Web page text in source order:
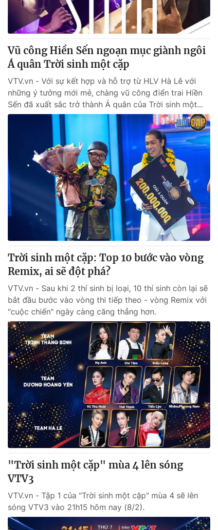
Vũ công Hiền Sến ngoạn mục giành ngôi
Á quân Trời sinh một cặp
VTV.vn - Với sự kết hợp và hỗ trợ từ HLV Hà Lê với
những ý tưởng mới mẻ, chàng vũ công điển trai Hiền
Sến đã xuất sắc trở thành Á quân của Trời sinh một...
Trời sinh một cặp: Top 10 bước vào vòng
Remix, ai sẽ đột phá?
VTV.vn - Sau khi 2 thí sinh bị loại, 10 thí sinh còn lại sẽ
bắt đầu bước vào vòng thi tiếp theo - vòng Remix với
"cuộc chiến" ngày càng căng thẳng hơn.
"Trời sinh một cặp" mùa 4 lên sóng
VTV3
VTV.vn - Tập 1 của "Trời sinh một cặp" mùa 4 sẽ lên
sóng VTV3 vào 21h15 hôm nay (8/2).